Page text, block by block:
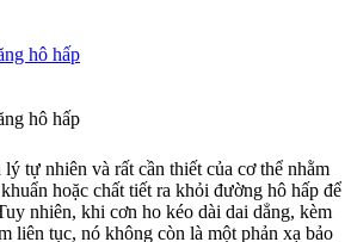
hô hấp
hô hấp
tự nhiên và rất cần thiết của cơ thể nhằm
hoặc chất tiết ra khỏi đường hô hấp để
nhiên, khi cơn ho kéo dài dai dẳng, kèm
liên tục, nó không còn là một phản xạ bảo